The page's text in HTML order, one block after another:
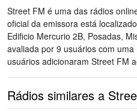
Street FM é uma das rádios
oficial da emissora está
Edificio Mercurio 2B, Posadas,
avaliada por 9 usuários com
usuários adicionaram Street FM
Rádios similares a